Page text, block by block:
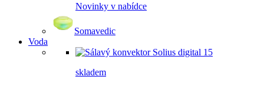
Novinky v nabídce
Somavedic
Voda
skladem